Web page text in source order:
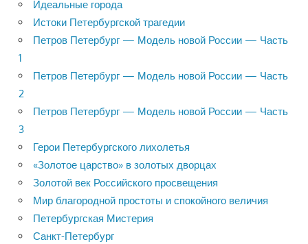
Идеальные города
Истоки Петербургской трагедии
Петров Петербург — Модель новой России — Часть
1
Петров Петербург — Модель новой России — Часть
2
Петров Петербург — Модель новой России — Часть
3
Герои Петербургского лихолетья
«Золотое царство» в золотых дворцах
Золотой век Российского просвещения
Мир благородной простоты и спокойного величия
Петербургская Мистерия
Санкт-Петербург